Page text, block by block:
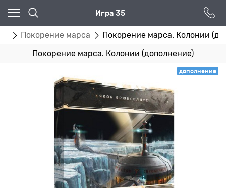
Игра 35
Покорение марса Покорение марса. Колонии
Покорение марса. Колонии (дополнение)
дополнение